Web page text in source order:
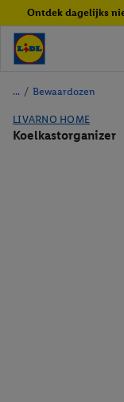
Ontdek dagelijks
/ Bewaardozen
LIVARNO HOME
Koelkastorganizer